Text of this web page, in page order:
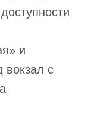
и
вокзал с